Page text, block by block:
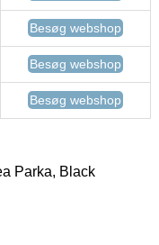
Besøg webshop
Besøg webshop
Besøg webshop
Parka, Black